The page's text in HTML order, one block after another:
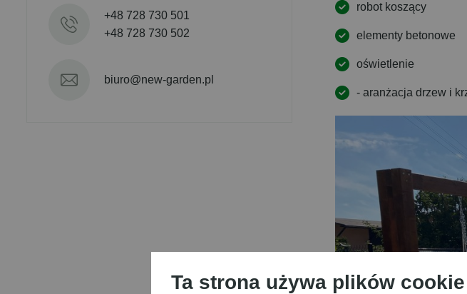
Ta strona używa plików cookie
+48 728 730 501
+48 728 730 502
biuro@new-garden.pl
robot koszący
elementy betonowe
oświetlenie
- aranżacja drzew i